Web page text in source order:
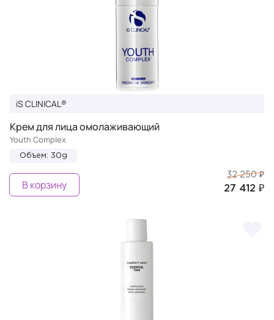
iS CLINICAL®
Крем для лица омолаживающий
Youth Complex
Объем: 30g
32 250 ₽
27 412 ₽
В корзину